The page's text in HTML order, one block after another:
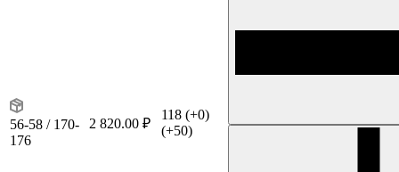
56-58 / 170-
176
2 820.00 ₽
118 (+0)
(+50)